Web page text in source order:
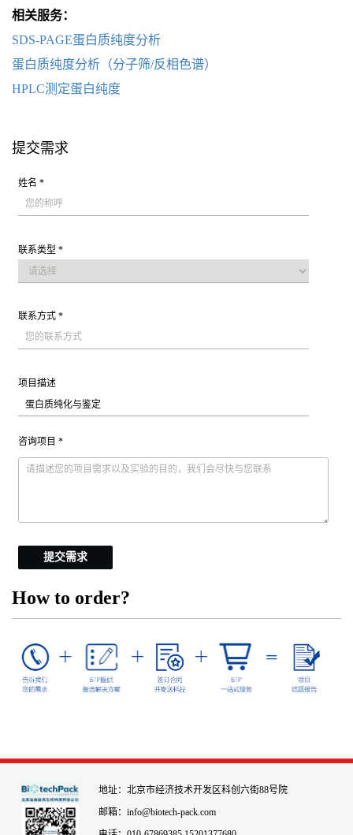
相关服务：
SDS-PAGE蛋白质纯度分析
蛋白质纯度分析（分子筛/反相色谱）
HPLC测定蛋白纯度
提交需求
姓名 *
联系类型 *
联系方式 *
项目描述
咨询项目 *
提交需求
How to order?
地址：北京市经济技术开发区科创六街88号院
邮箱：info@biotech-pack.com